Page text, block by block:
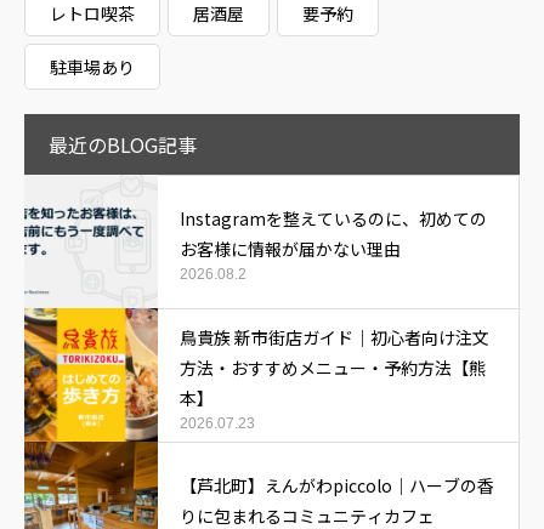
レトロ喫茶 居酒屋 要予約
駐車場あり
最近のBLOG記事
Instagramを整えているのに、初めての
お客様に情報が届かない理由
2026.08.2
鳥貴族 新市街店ガイド｜初心者向け注文
方法・おすすめメニュー・予約方法【熊
本】
2026.07.23
【芦北町】えんがわpiccolo｜ハーブの香
りに包まれるコミュニティカフェ